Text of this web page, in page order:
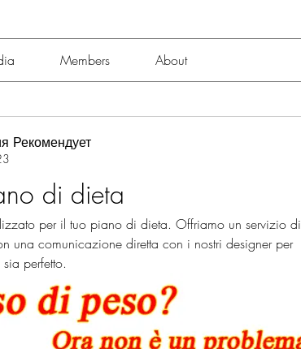
Members About
Рекомендует
di dieta
per il tuo piano di dieta. Offriamo un servizio di
una comunicazione diretta con i nostri designer per
perfetto.